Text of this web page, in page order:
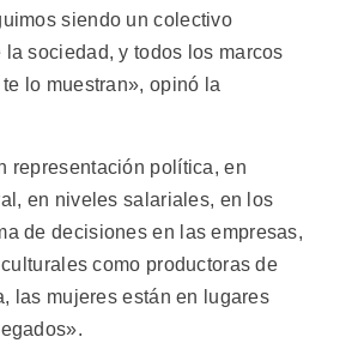
siendo un colectivo
sociedad, y todos los marcos
lo muestran», opinó la
representación política, en
en niveles salariales, en los
de decisiones en las empresas,
como productoras de
las mujeres están en lugares